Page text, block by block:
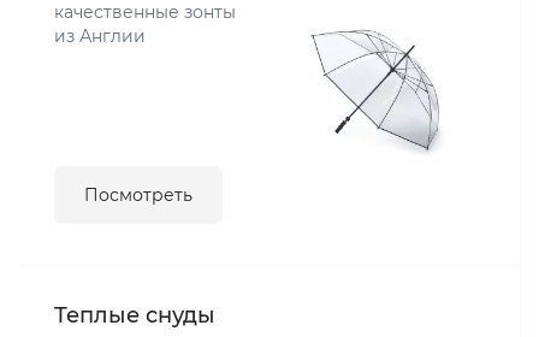
качественные зонты
из Англии
Посмотреть
Теплые снуды